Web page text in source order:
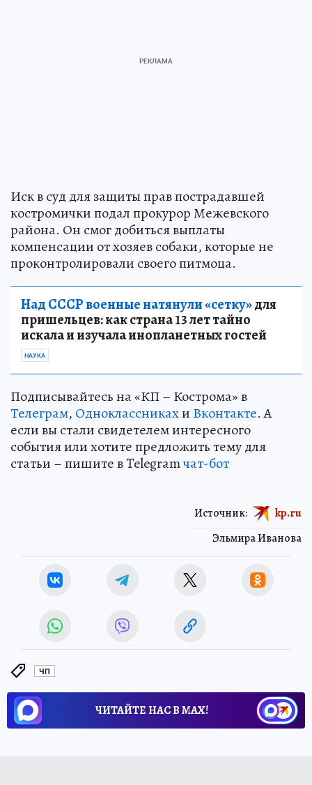
Иск в суд для защиты прав пострадавшей
костромички подал прокурор Межевского
района. Он смог добиться выплаты
компенсации от хозяев собаки, которые не
проконтролировали своего питмоца.
Над СССР военные натянули «сетку»для
пришельцев: как страна 13 лет тайно
искала и изучала инопланетных гостей
НАУКА
Подписывайтесь на «КП – Кострома» в
Телеграм, Одноклассникахи Вконтакте. А
если вы стали свидетелем интересного
события или хотите предложить тему для
статьи – пишите в Telegramчат-бот
Эльмира Иванова
Источник: kp.ru
ЧП
ЧИТАЙТЕ НАС В МАХ!